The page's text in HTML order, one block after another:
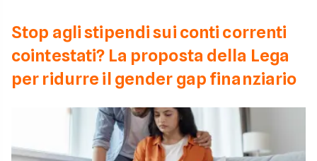
Stop agli stipendi sui conti correnti
cointestati? La proposta della Lega
per ridurre il gender gap finanziario